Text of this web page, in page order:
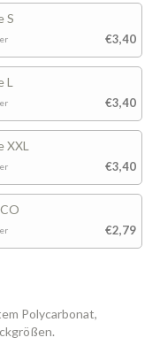
S
€3,40
L
€3,40
XXL
€3,40
€2,79
Polycarbonat,